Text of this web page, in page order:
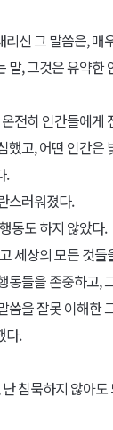
신 그 말씀은, 매
말, 그것은 유약한
전히 인간들에게
했고, 어떤 인간은
.
스러워졌다.
동도 하지 않았다.
세상의 모든 것
동들을 존중하고,
씀을 잘못 이해한
다.
침묵하지 않아도